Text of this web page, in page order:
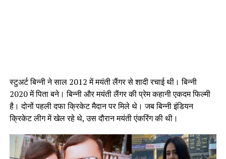
स्टुअर्ट बिन्नी ने साल 2012 में मयंती लैंगर से शादी रचाई थी। बिन्नी
2020 में पिता बने। बिन्नी और मयंती लैंगर की प्रेम कहानी एकदम फिल्मी
है। दोनों पहली दफा क्रिकेट मैदान पर मिले थे। जब बिन्नी इंडियन
क्रिकेट लीग में खेल रहे थे, उस दौरान मयंती एंकरिंग की थी।